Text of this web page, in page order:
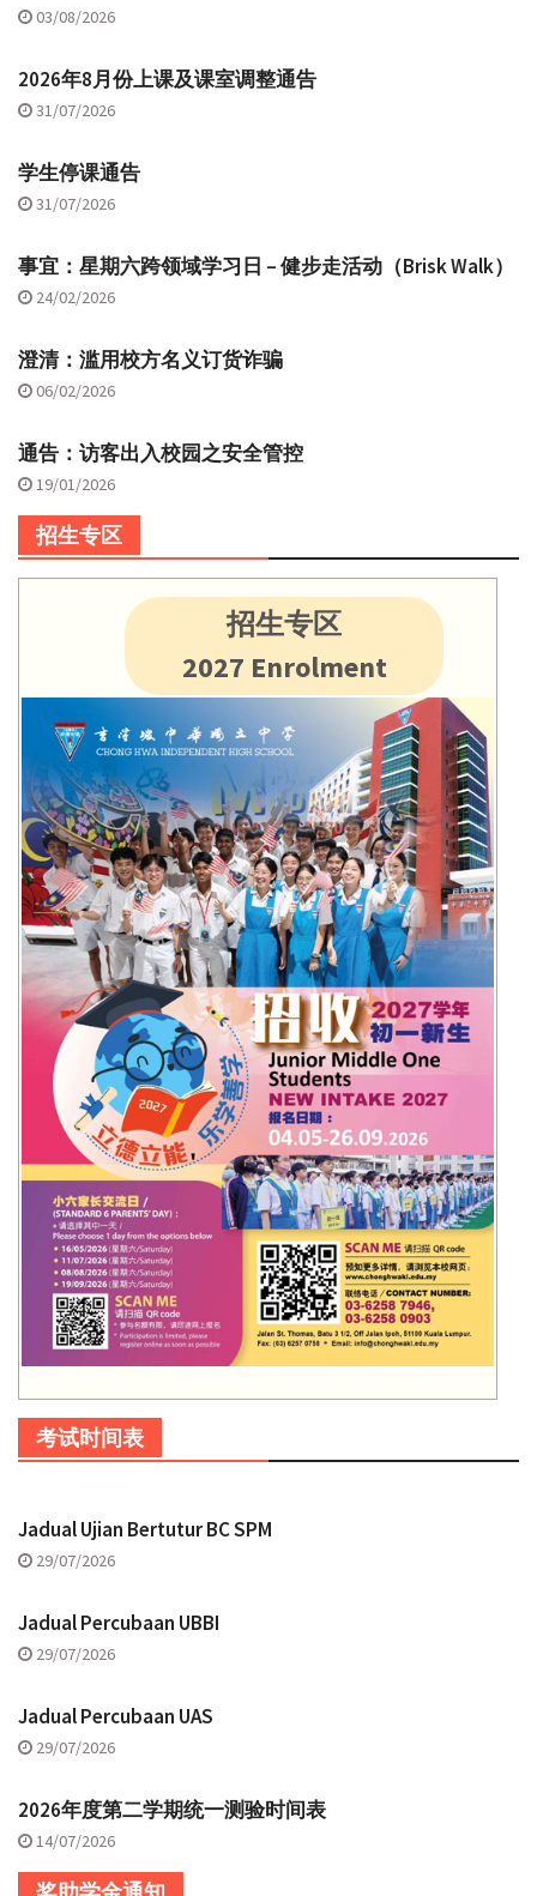
03/08/2026
2026年8月份上课及课室调整通告
31/07/2026
学生停课通告
31/07/2026
事宜：星期六跨领域学习日 – 健步走活动（Brisk Walk）
24/02/2026
澄清：滥用校方名义订货诈骗
06/02/2026
通告：访客出入校园之安全管控
19/01/2026
招生专区
招生专区
2027 Enrolment
考试时间表
Jadual Ujian Bertutur BC SPM
29/07/2026
Jadual Percubaan UBBI
29/07/2026
Jadual Percubaan UAS
29/07/2026
2026年度第二学期统一测验时间表
14/07/2026